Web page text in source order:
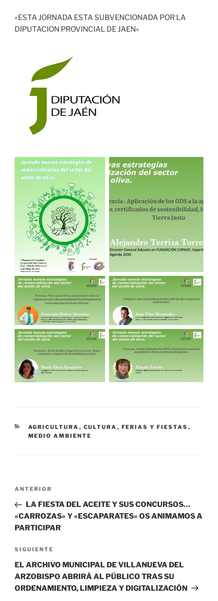
«ESTA JORNADA ESTA SUBVENCIONADA POR LA
DIPUTACION PROVINCIAL DE JAEN»
CATEGORÍAS
AGRICULTURA , CULTURA , FERIAS Y FIESTAS ,
MEDIO AMBIENTE
Navegación
entradas
Entrada
anterior:
ANTERIOR
LA FIESTA DEL ACEITE Y SUS CONCURSOS…
«CARROZAS» Y «ESCAPARATES» OS ANIMAMOS A
PARTICIPAR
Siguiente
entrada
SIGUIENTE
EL ARCHIVO MUNICIPAL DE VILLANUEVA DEL
ARZOBISPO ABRIRÁ AL PÚBLICO TRAS SU
ORDENAMIENTO, LIMPIEZA Y DIGITALIZACIÓN